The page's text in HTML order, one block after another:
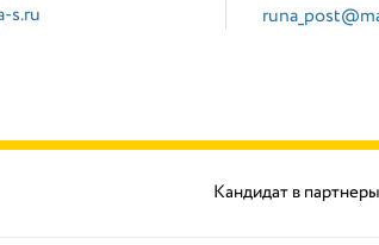
s.ru
Кандидат в